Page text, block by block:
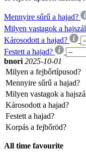
Mennyire sűrű a hajad?
Milyen vastagok a
Károsodott a hajad?
Festett a hajad?
bnori 2025-10-01
Milyen a fejbőrtípusod?
Mennyire sűrű a hajad?
Milyen vastagok a
Károsodott a hajad?
Festett a hajad?
Korpás a fejbőröd?
All time favourite